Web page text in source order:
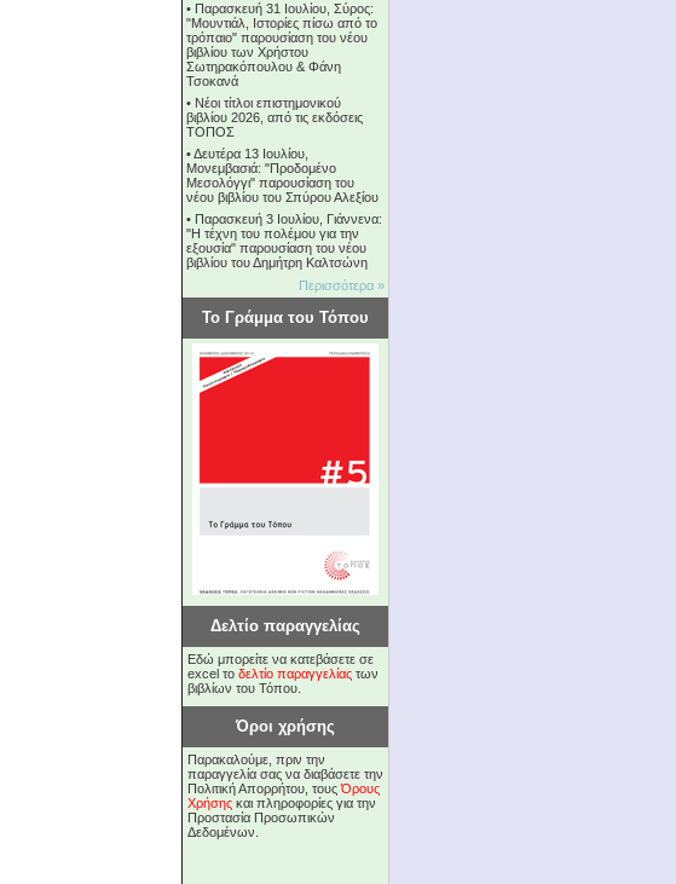
• Παρασκευή 31 Ιουλίου, Σύρος:
"Μουντιάλ, Ιστορίες πίσω από το
τρόπαιο" παρουσίαση του νέου
βιβλίου των Χρήστου
Σωτηρακόπουλου & Φάνη
Τσοκανά
• Νέοι τίτλοι επιστημονικού
βιβλίου 2026, από τις εκδόσεις
ΤΟΠΟΣ
•Δευτέρα 13 Ιουλίου,
Μονεμβασιά: "Προδομένο
Μεσολόγγι" παρουσίαση του
νέου βιβλίου του Σπύρου Αλεξίου
• Παρασκευή 3 Ιουλίου, Γιάννενα:
"Η τέχνη του πολέμου για την
εξουσία" παρουσίαση του νέου
βιβλίου του Δημήτρη Καλτσώνη
Περισσότερα »
Το Γράμμα του Τόπου
Δελτίο παραγγελίας
Εδώ μπορείτε να κατεβάσετε σε
excel το δελτίο παραγγελίαςτων
βιβλίων του Τόπου.
Όροι χρήσης
Παρακαλούμε, πριν την
παραγγελία σας να διαβάσετε την
Πολιτική Απορρήτου, τουςΌρους
Χρήσηςκαι πληροφορίες για την
Προστασία Προσωπικών
Δεδομένων.